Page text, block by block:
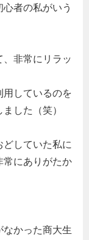
者の私がいう
非常にリラッ
用しているのを
した（笑）
どしていた私に
常にありがたか
なかった商大生